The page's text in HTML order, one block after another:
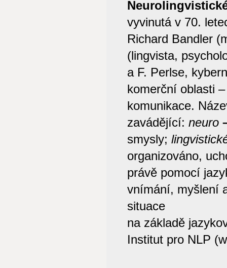
vyvinutá v 70.
Richard Bandler
(lingvista,
a F. Perlse,
komerční oblasti
komunikace.
zavádějící: neuro
smysly;
organizováno,
právě pomocí
vnímání, myšlení
situace
na základě
Institut pro NLP